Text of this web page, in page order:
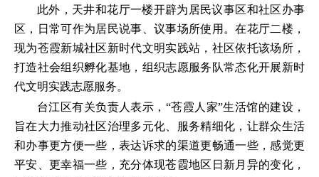
此外，天井和花厅一楼开辟为居民议事区和社区办事
区，日常可作为居民说事、议事场所使用。在花厅二楼，
现为苍霞新城社区新时代文明实践站，社区依托该场所，
打造社会组织孵化基地，组织志愿服务队常态化开展新时
代文明实践志愿服务。
台江区有关负责人表示，“苍霞人家”生活馆的建设，
旨在大力推动社区治理多元化、服务精细化，让群众生活
和办事更方便一些，表达诉求的渠道更畅通一些，感觉更
平安、更幸福一些，充分体现苍霞地区日新月异的变化，